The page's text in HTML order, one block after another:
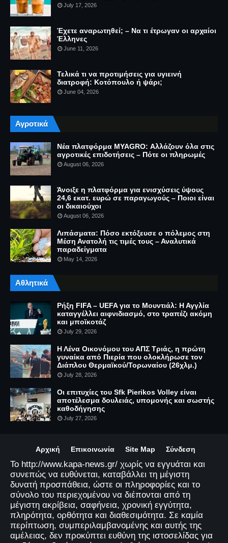
July 17, 2026
Έχετε αναρωτηθεί; – Να τι έτρωγαν οι αρχαίοι
Έλληνες
June 11, 2026
Τελικά τι να προτιμήσεις για υγιεινή
διατροφή: Κοτόπουλο ή ψάρι;
June 04, 2026
Αγροτικά
Νέα πλατφόρμα MYAGRO: Αλλάζουν όλα στις
αγροτικές επιδοτήσεις – Πότε οι πληρωμές
August 06, 2026
Άνοιξε η πλατφόρμα για ενισχύσεις ύψους
24,6 εκατ. ευρώ σε παραγωγούς – Ποιοι είναι
οι δικαιούχοι
August 06, 2026
Λιπάσματα: Πόσο εκτόξευσε ο πόλεμος στη
Μέση Ανατολή τις τιμές τους – Αναλυτικά
παραδείγματα
May 14, 2026
Αθλητικά
Ρήξη FIFA – UEFA για το Μουντιάλ: Η Αγγλία
καταγγέλλει αιφνιδιασμό, στο τραπέζι ακόμη
και μποϊκοτάζ
July 29, 2026
Η Λένα Οικονόμου του ΑΠΣ Τριάς, η πρώτη
γυναίκα από Πιερία που ολοκλήρωσε τον
Διάπλου Θερμαϊκού/Τορωναίου (26χλμ.)
July 28, 2026
Οι επιτυχίες του Sfk Pierikos Volley είναι
αποτέλεσμα δουλειάς, υπομονής και σωστής
καθοδήγησης
July 27, 2026
Αρχική Επικοινωνία Site Map Σύνδεση
Το http://www.kapa-news.gr/ χωρίς να εγγυάται και
συνεπώς να ευθύνεται, καταβάλλει τη μέγιστη
δυνατή προσπάθεια, ώστε οι πληροφορίες και το
σύνολο του περιεχομένου να διέπονται από τη
μέγιστη ακρίβεια, σαφήνεια, χρονική εγγύτητα,
πληρότητα, ορθότητα και διαθεσιμότητα. Σε καμία
περίπτωση, συμπεριλαμβανομένης και αυτής της
αμέλειας, δεν προκύπτει ευθύνη της ιστοσελίδας για